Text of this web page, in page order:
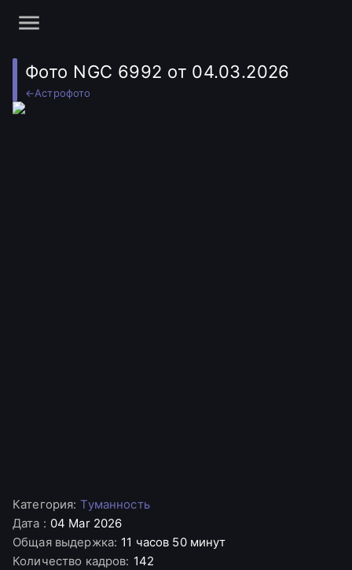
Фото NGC 6992 от 04.03.2026
←Астрофото
Категория: Туманность
Дата : 04 Mar 2026
Общая выдержка: 11 часов 50 минут
Количество кадров: 142